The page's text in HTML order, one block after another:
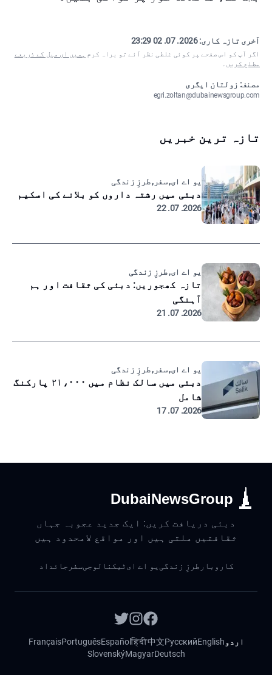
آخری تازہ کاری:2026. 07. 02 23:29
اگر آپ کو اس صفحے پر کوئی غلطی نظر آئے تو براہ کرم ہمیں ای میل کے ذریعے
مطلع کریں ۔
مصنف: زولتان ایگری
egri.zoltan@dubainewsgroup.com
تازہ ترین خبریں
یو اے ای, سفر, طرزِ زندگی
دبئی میں رشتہ داروں کو بلانے کی اسکیم
2026. 07. 22
یو اے ای, طرزِ زندگی
تازہ کھجوریں: دبئی کی ثقافت اور ہم
آہنگی
2026. 07. 21
یو اے ای, سفر, طرزِ زندگی
دبئی میں سالک نظام میں ۲۱،۰۰۰ پارکنگ
شامل
2026. 07. 17
DubaiNewsGroup
دبئی دریافت کریں: ایک جدید عجوبہ جہاں
ثقافتیں ملتی ہیں اور مواقع لامحدود ہیں
کاروبار طرزِ زندگی یو اے ایٹیکنالوجیسفر جائداد
اردو English
Русский
中文
हिंदी
Español
Português
Français
Deutsch
Magyar
Slovenský